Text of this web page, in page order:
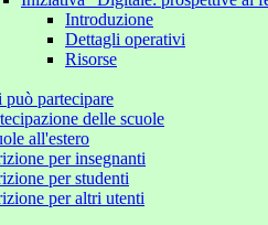
Introduzione
Dettagli operativi
Risorse
può partecipare
delle scuole
all'estero
per insegnanti
per studenti
per altri utenti